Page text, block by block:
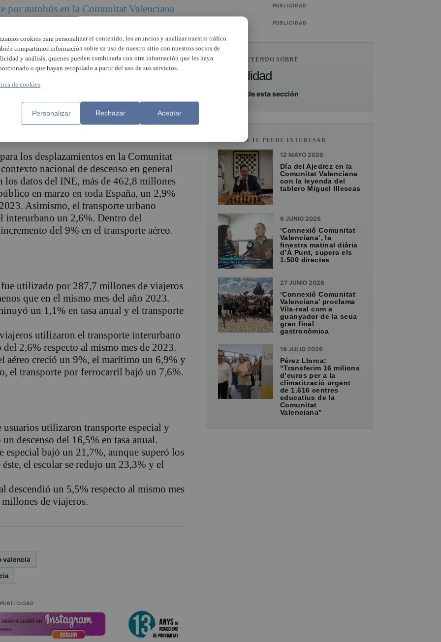
por autobús en la Comunitat Valenciana
en relación con el mismo mes del año
con mayor aumento en la
el Principado de Asturias (8,1%), y por
las comunidades con los mayores
fueron el País Vasco (-6,9%), Galicia
por metro aumentó asimismo en
y Sevilla, mientras que disminuyó en
servicio. En este caso, fue el metro de
con un 94,3%, y el de Palma el
los desplazamientos en la Comunitat
nacional de descenso en general
datos del INE, más de 462,8 millones
en marzo en toda España, un 2,9%
Asimismo, el transporte urbano
interurbano un 2,6%. Dentro del
del 9% en el transporte aéreo.
utilizado por 287,7 millones de viajeros
que en el mismo mes del año 2023.
un 1,1% en tasa anual y el transporte
utilizaron el transporte interurbano
2,6% respecto al mismo mes de 2023.
aéreo creció un 9%, el marítimo un 6,9% y
el transporte por ferrocarril bajó un 7,6%.
utilizaron transporte especial y
descenso del 16,5% en tasa anual.
especial bajó un 21,7%, aunque superó los
el escolar se redujo un 23,3% y el
descendió un 5,5% respecto al mismo mes
de viajeros.
valencia
PUBLICIDAD
PUBLICIDAD
PUBLICIDAD
ESTÁS LEYENDO SOBRE
Actualidad
Ver más de esta sección
TAMBIÉN TE PUEDE INTERESAR
12 MAYO 2026
Día del Ajedrez en la
Comunitat Valenciana
con la leyenda del
tablero Miguel Illescas
6 JUNIO 2026
‘Connexió Comunitat
Valenciana’, la
finestra matinal diària
d’À Punt, supera els
1.500 directes
27 JUNIO 2026
‘Connexió Comunitat
Valenciana’ proclama
Vila-real com a
guanyador de la seua
gran final
gastronòmica
18 JULIO 2026
Pérez Llorca:
“Transferim 16 milions
d’euros per a la
climatització urgent
de 1.616 centres
educatius de la
Comunitat
Valenciana”
cookies para personalizar el contenido, los anuncios y analizar nuestro tráfico.
compartimos información sobre su uso de nuestro sitio con nuestros socios de
y análisis, quienes pueden combinarla con otra información que les haya
o que hayan recopilado a partir del uso de sus servicios.
de cookies
Personalizar Rechazar Aceptar